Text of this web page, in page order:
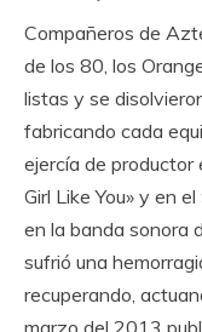
Compañeros de
de los 80, los
listas y se
fabricando cada
ejercía de productor
Girl Like You» y en
en la banda sonora
sufrió una
recuperando,
marzo del 2013